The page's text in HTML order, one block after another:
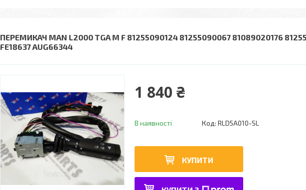
ПЕРЕМИКАЧ MAN L2000 TGA M F 81255090124 81255090067 81089020176
FE18637 AUG66344
1 840 ₴
В наявності Код: RLD5A010-SL
КУПИТИ